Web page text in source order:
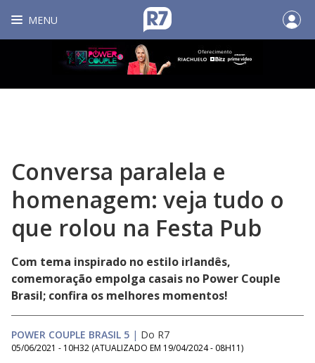
MENU
Conversa paralela e
homenagem: veja tudo o
que rolou na Festa Pub
Com tema inspirado no estilo irlandês,
comemoração empolga casais no Power Couple
Brasil; confira os melhores momentos!
POWER COUPLE BRASIL 5 | Do R7
05/06/2021 - 10H32 (ATUALIZADO EM 19/04/2024 - 08H11)